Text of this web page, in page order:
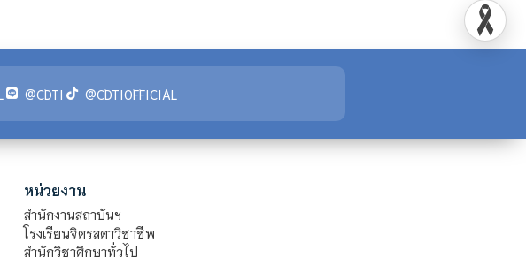
@CDTI @CDTIOFFICIAL
หน่วยงาน
สำนักงานสถาบันฯ
โรงเรียนจิตรลดาวิชาชีพ
สำนักวิชาศึกษาทั่วไป